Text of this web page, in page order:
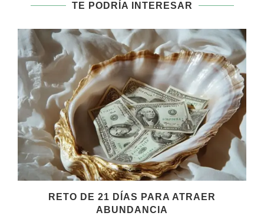
TE PODRÍA INTERESAR
RETO DE 21 DÍAS PARA ATRAER
ABUNDANCIA